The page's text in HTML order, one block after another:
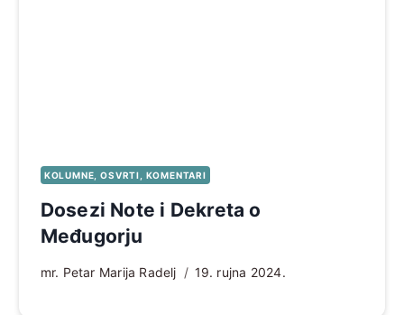
KOLUMNE, OSVRTI, KOMENTARI
Dosezi Note i Dekreta o
Međugorju
mr. Petar Marija Radelj 19. rujna 2024.